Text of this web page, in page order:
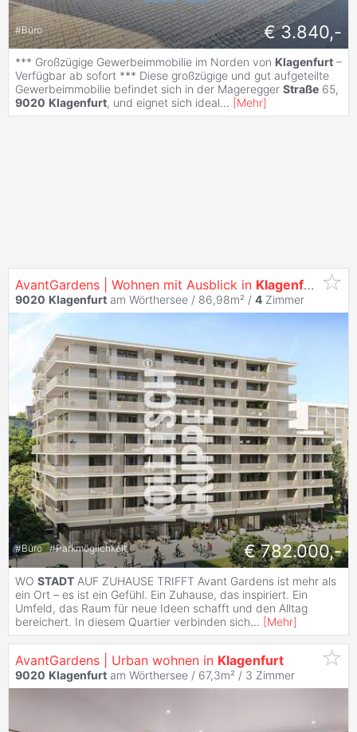
#Büro € 3.840,-
*** Großzügige Gewerbeimmobilie im Norden von Klagenfurt –
Verfügbar ab sofort *** Diese großzügige und gut aufgeteilte
Gewerbeimmobilie befindet sich in der Mageregger Straße 65,
9020 Klagenfurt, und eignet sich ideal... [Mehr]
AvantGardens | Wohnen mit Ausblick in Klagenfurt
9020 Klagenfurt am Wörthersee / 86,98m² / 4 Zimmer
#Büro #Parkmöglichkeit € 782.000,-
WO STADT AUF ZUHAUSE TRIFFT Avant Gardens ist mehr als
ein Ort – es ist ein Gefühl. Ein Zuhause, das inspiriert. Ein
Umfeld, das Raum für neue Ideen schafft und den Alltag
bereichert. In diesem Quartier verbinden sich... [Mehr]
AvantGardens | Urban wohnen in Klagenfurt
9020 Klagenfurt am Wörthersee / 67,3m² / 3 Zimmer